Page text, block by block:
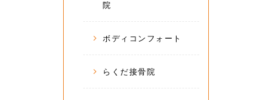
院
ボディコンフォート
らくだ接骨院